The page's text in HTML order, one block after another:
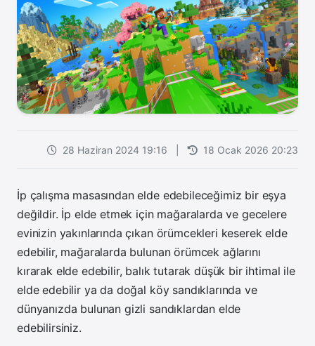
28 Haziran 2024 19:16 18 Ocak 2026 20:23
İp çalışma masasından elde edebileceğimiz bir eşya
değildir. İp elde etmek için mağaralarda ve gecelere
evinizin yakınlarında çıkan örümcekleri keserek elde
edebilir, mağaralarda bulunan örümcek ağlarını
kırarak elde edebilir, balık tutarak düşük bir ihtimal ile
elde edebilir ya da doğal köy sandıklarında ve
dünyanızda bulunan gizli sandıklardan elde
edebilirsiniz.